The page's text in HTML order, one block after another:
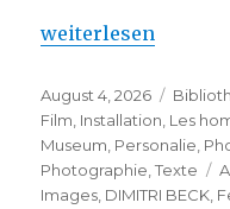
„Raymond
weiterlesen
Veröffentlicht
am
August 4, 2026
Film, Installation, Les
Museum, Personalie,
Photographie,Texte
Images, DIMITRI BECK,